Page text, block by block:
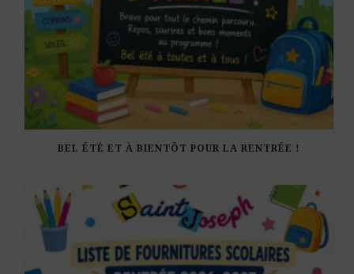
BEL ÉTÉ ET À BIENTÔT POUR LA RENTRÉE !